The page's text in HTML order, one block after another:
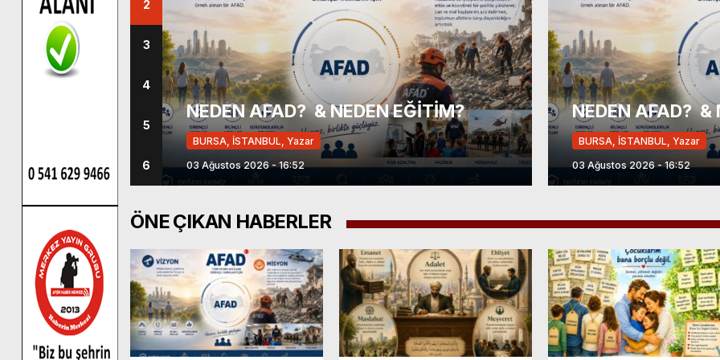
2
3
4
5
6
BURSA, İSTANBUL, Yazar
NEDEN AFAD? & NEDEN EĞİTİM?
03 Ağustos 2026 - 16:52
BURSA, İSTANBUL, Yazar
İSLAMİYET VE
27 Temmuz 2026 - 12:34
DÜNYA, İSTANBUL
Çini Sanatçısı Şerife Bağcıvan’dan
Haberin Merkezine ziyaret.
06 Ağustos 2026 - 15:07
BURSA, İSTANBUL, Yazar
NEDEN AFAD? &
03 Ağustos 2026 - 16:52
ÖNE ÇIKAN HABERLER